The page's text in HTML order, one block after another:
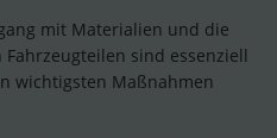
mit Materialien und die
sind essenziell
wichtigsten Maßnahmen